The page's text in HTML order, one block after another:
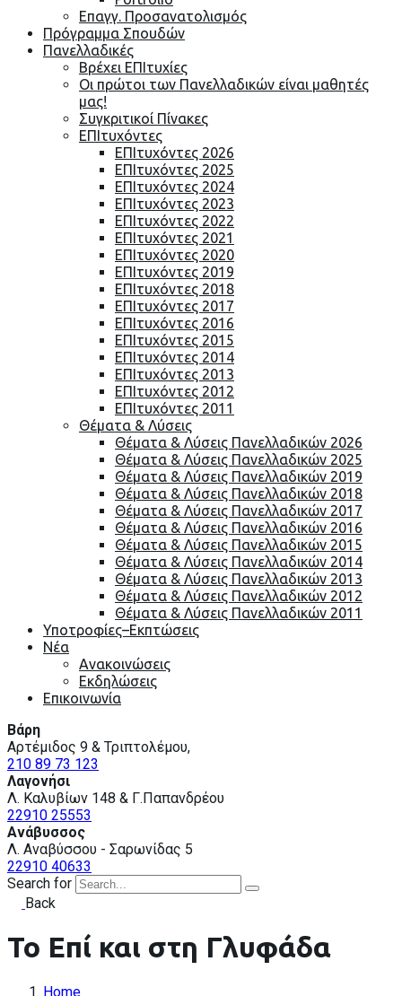
Επαγγ. Προσανατολισμός
Πρόγραμμα Σπουδών
Πανελλαδικές
Βρέχει ΕΠΙτυχίες
Οι πρώτοι των Πανελλαδικών είναι μαθητές
μας!
Συγκριτικοί Πίνακες
ΕΠΙτυχόντες
ΕΠΙτυχόντες 2026
ΕΠΙτυχόντες 2025
ΕΠΙτυχόντες 2024
ΕΠΙτυχόντες 2023
ΕΠΙτυχόντες 2022
ΕΠΙτυχόντες 2021
ΕΠΙτυχόντες 2020
ΕΠΙτυχόντες 2019
ΕΠΙτυχόντες 2018
ΕΠΙτυχόντες 2017
ΕΠΙτυχόντες 2016
ΕΠΙτυχόντες 2015
ΕΠΙτυχόντες 2014
ΕΠΙτυχόντες 2013
ΕΠΙτυχόντες 2012
ΕΠΙτυχόντες 2011
Θέματα & Λύσεις
Θέματα & Λύσεις Πανελλαδικών 2026
Θέματα & Λύσεις Πανελλαδικών 2025
Θέματα & Λύσεις Πανελλαδικών 2019
Θέματα & Λύσεις Πανελλαδικών 2018
Θέματα & Λύσεις Πανελλαδικών 2017
Θέματα & Λύσεις Πανελλαδικών 2016
Θέματα & Λύσεις Πανελλαδικών 2015
Θέματα & Λύσεις Πανελλαδικών 2014
Θέματα & Λύσεις Πανελλαδικών 2013
Θέματα & Λύσεις Πανελλαδικών 2012
Θέματα & Λύσεις Πανελλαδικών 2011
Υποτροφίες–Εκπτώσεις
Nέα
Ανακοινώσεις
Εκδηλώσεις
Επικοινωνία
Βάρη
Αρτέμιδος 9 & Τριπτολέμου,
210 89 73 123
Λαγονήσι
Λ. Καλυβίων 148 & Γ.Παπανδρέου
22910 25553
Ανάβυσσος
Λ. Αναβύσσου - Σαρωνίδας 5
22910 40633
Search for
Back
Το Επί και στη Γλυφάδα
Home